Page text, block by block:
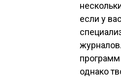
если у
программ
однако